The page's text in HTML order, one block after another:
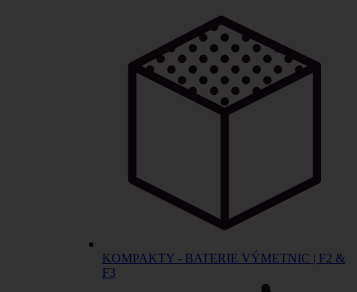
KOMPAKTY - BATERIE VÝMETNIC | F2 &
F3